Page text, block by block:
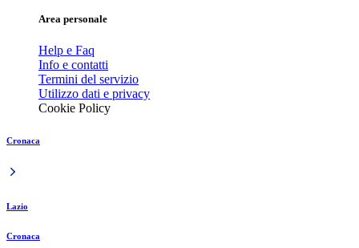
Area personale
Help e Faq
Info e contatti
Termini del servizio
Utilizzo dati e privacy
Cookie Policy
Cronaca
Lazio
Cronaca